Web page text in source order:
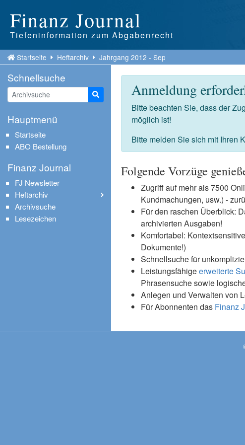
Finanz Journal
Tiefeninformation zum Abgabenrecht
Startseite Heftarchiv Jahrgang 2012 - Sep
Anmeldung
Bitte beachten Sie, dass der
möglich ist!
Bitte melden Sie sich mit Ihren
Folgende Vorzüge
Zugriff auf mehr als 7500
Kundmachungen, usw.) -
Für den raschen Überblick:
archivierten Ausgaben!
Komfortabel:
Dokumente!)
Schnellsuche für
Leistungsfähigeerweiterte
Phrasensuche sowie
Anlegen und Verwalten von
Für Abonnenten das Finanz
Schnellsuche
Suche starten
Hauptmenü
Startseite
ABO Bestellung
Finanz Journal
FJ Newsletter
Heftarchiv
Archivsuche
Lesezeichen